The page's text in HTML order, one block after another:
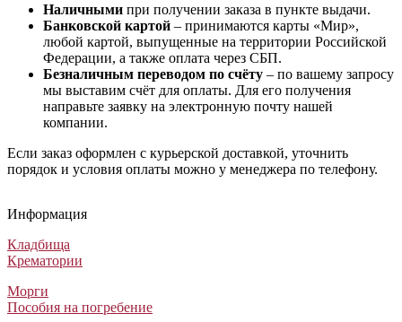
Наличными при получении заказа в пункте выдачи.
Банковской картой – принимаются карты «Мир»,
любой картой, выпущенные на территории Российской
Федерации, а также оплата через СБП.
Безналичным переводом по счёту – по вашему запросу
мы выставим счёт для оплаты. Для его получения
направьте заявку на электронную почту нашей
компании.
Если заказ оформлен с курьерской доставкой, уточнить
порядок и условия оплаты можно у менеджера по телефону.
Венки из искусственных цветов
Венки из искусственных цветов
Венки из живых цветов
Венки из искусственных цветов
Информация
Кладбища
Крематории
Морги
Пособия на погребение